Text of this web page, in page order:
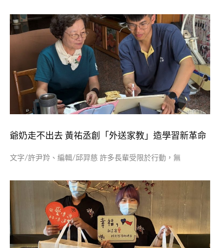
爺奶走不出去 黃祐丞創「外送家教」造學習新革命
文字/許尹羚、編輯/邱羿慈 許多長輩受限於行動，無